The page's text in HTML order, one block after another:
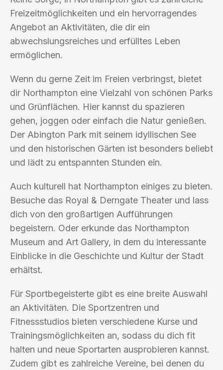
Freizeitmöglichkeiten und ein hervorragendes
Angebot an Aktivitäten, die dir ein
abwechslungsreiches und erfülltes Leben
ermöglichen.
Wenn du gerne Zeit im Freien verbringst, bietet
dir Northampton eine Vielzahl von schönen Parks
und Grünflächen. Hier kannst du spazieren
gehen, joggen oder einfach die Natur genießen.
Der Abington Park mit seinem idyllischen See
und den historischen Gärten ist besonders beliebt
und lädt zu entspannten Stunden ein.
Auch kulturell hat Northampton einiges zu bieten.
Besuche das Royal & Derngate Theater und lass
dich von den großartigen Aufführungen
begeistern. Oder erkunde das Northampton
Museum and Art Gallery, in dem du interessante
Einblicke in die Geschichte und Kultur der Stadt
erhältst.
Für Sportbegeisterte gibt es eine breite Auswahl
an Aktivitäten. Die Sportzentren und
Fitnessstudios bieten verschiedene Kurse und
Trainingsmöglichkeiten an, sodass du dich fit
halten und neue Sportarten ausprobieren kannst.
Zudem gibt es zahlreiche Vereine, bei denen du